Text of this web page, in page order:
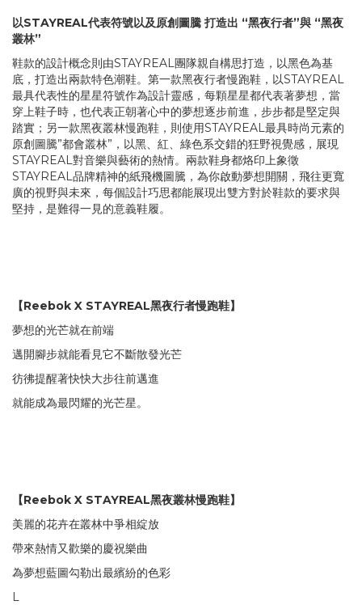
以STAYREAL代表符號以及原創圖騰 打造出 “黑夜行者”與 “黑夜
叢林”
鞋款的設計概念則由STAYREAL團隊親自構思打造，以黑色為基
底，打造出兩款特色潮鞋。第一款黑夜行者慢跑鞋，以STAYREAL
最具代表性的星星符號作為設計靈感，每顆星星都代表著夢想，當
穿上鞋子時，也代表正朝著心中的夢想逐步前進，步步都是堅定與
踏實；另一款黑夜叢林慢跑鞋，則使用STAYREAL最具時尚元素的
原創圖騰”都會叢林”，以黑、紅、綠色系交錯的狂野視覺感，展現
STAYREAL對音樂與藝術的熱情。兩款鞋身都烙印上象徵
STAYREAL品牌精神的紙飛機圖騰，為你啟動夢想開關，飛往更寬
廣的視野與未來，每個設計巧思都能展現出雙方對於鞋款的要求與
堅持，是難得一見的意義鞋履。
【Reebok X STAYREAL黑夜行者慢跑鞋】
夢想的光芒就在前端
邁開腳步就能看見它不斷散發光芒
彷彿提醒著快快大步往前邁進
就能成為最閃耀的光芒星。
【Reebok X STAYREAL黑夜叢林慢跑鞋】
美麗的花卉在叢林中爭相綻放
帶來熱情又歡樂的慶祝樂曲
為夢想藍圖勾勒出最繽紛的色彩
L